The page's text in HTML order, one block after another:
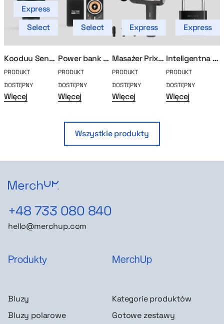
Express
Select
Kooduu Sensa Play Mini
PRODUKT
DOSTĘPNY
Więcej
Select
Power bank 5000mAh Plexy
PRODUKT
DOSTĘPNY
Więcej
Express
Masażer Prixton
PRODUKT
DOSTĘPNY
Więcej
Express
Inteligentna kłódka Smartlock
PRODUKT
DOSTĘPNY
Więcej
Wszystkie produkty
+48 733 080 840
hello@merchup.com
Produkty
Bluzy
Bluzy polarowe
MerchUp
Kategorie produktów
Gotowe zestawy